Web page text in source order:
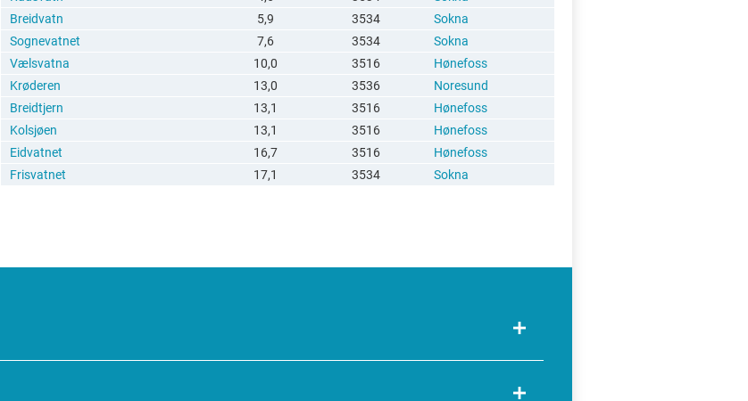
Breidvatn
5,9 3534
Sokna
Sognevatnet
7,6 3534
Sokna
Vælsvatna
10,0 3516
Hønefoss
Krøderen
13,0 3536
Noresund
Breidtjern
13,1 3516
Hønefoss
Kolsjøen
13,1 3516
Hønefoss
Eidvatnet
16,7 3516
Hønefoss
Frisvatnet
17,1 3534 Sokna